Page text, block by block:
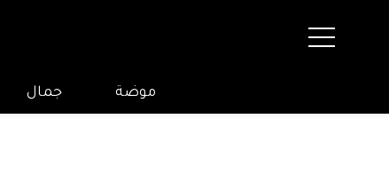
موضة جمال